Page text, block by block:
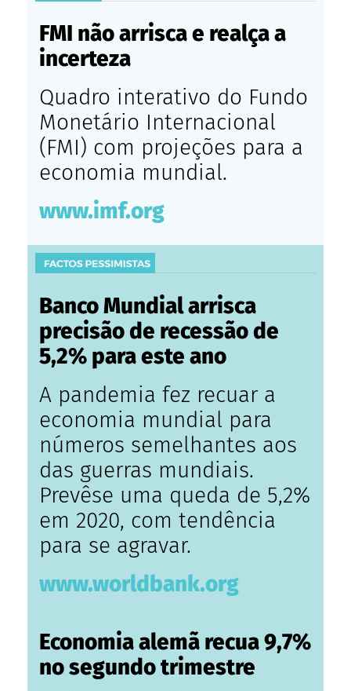
FMI não arrisca e realça a
incerteza
Quadro interativo do Fundo
Monetário Internacional
(FMI) com projeções para a
economia mundial.
www.imf.org
Banco Mundial arrisca
precisão de recessão de
5,2% para este ano
A pandemia fez recuar a
economia mundial para
números semelhantes aos
das guerras mundiais.
Prevêse uma queda de 5,2%
em 2020, com tendência
para se agravar.
www.worldbank.org
Economia alemã recua 9,7%
no segundo trimestre